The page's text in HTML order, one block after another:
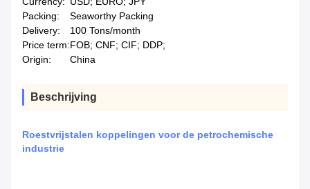
Packing:
Seaworthy Packing
Delivery:
100 Tons/month
Price term:FOB; CNF; CIF; DDP;
Origin:
China
Beschrijving
Roestvrijstalen koppelingen voor de petrochemische
industrie